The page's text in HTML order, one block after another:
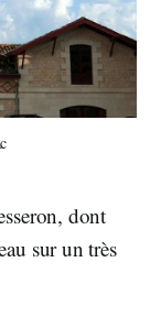
dont
sur un très